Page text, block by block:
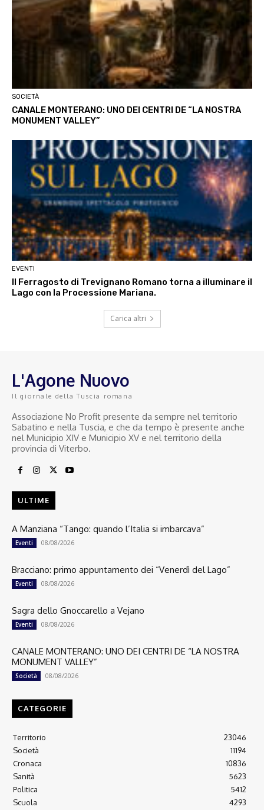
SOCIETÀ
CANALE MONTERANO: UNO DEI CENTRI DE “LA NOSTRA
MONUMENT VALLEY”
EVENTI
Il Ferragosto di Trevignano Romano torna a illuminare il
Lago con la Processione Mariana.
Carica altri
L'Agone Nuovo
Il giornale della Tuscia romana
Associazione No Profit presente da sempre nel territorio
Sabatino e nella Tuscia, e che da tempo è presente anche
nel Municipio XIV e Municipio XV e nel territorio della
provincia di Viterbo.
ULTIME
A Manziana “Tango: quando l’Italia si imbarcava”
Eventi 08/08/2026
Bracciano: primo appuntamento dei “Venerdì del Lago”
Eventi 08/08/2026
Sagra dello Gnoccarello a Vejano
Eventi 08/08/2026
CANALE MONTERANO: UNO DEI CENTRI DE “LA NOSTRA
MONUMENT VALLEY”
Società 08/08/2026
CATEGORIE
Territorio
23046
Società
11194
Cronaca
10836
Sanità
5623
Politica
5412
Scuola
4293